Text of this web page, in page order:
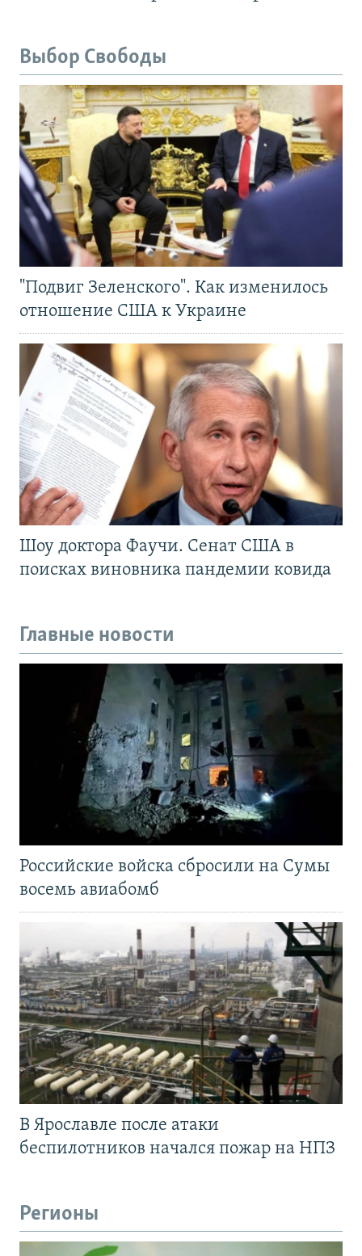
Выбор Свободы
"Подвиг Зеленского". Как изменилось
отношение США к Украине
Шоу доктора Фаучи. Сенат США в
поисках виновника пандемии ковида
Главные новости
Российские войска сбросили на Сумы
восемь авиабомб
В Ярославле после атаки
беспилотников начался пожар на НПЗ
Регионы